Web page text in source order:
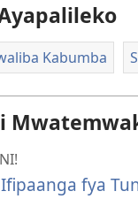
Kabumba
fya